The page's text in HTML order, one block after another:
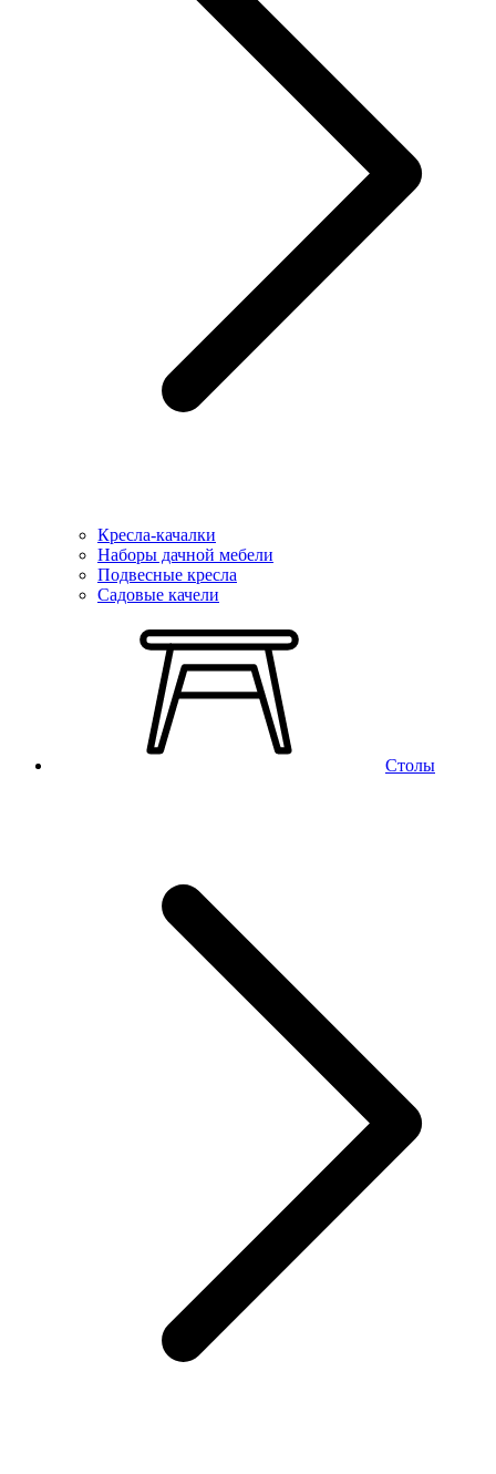
Кресла-качалки
Наборы дачной мебели
Подвесные кресла
Садовые качели
Столы